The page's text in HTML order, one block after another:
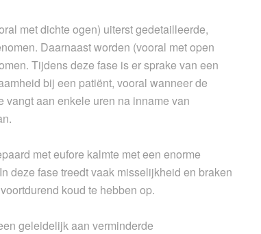
met dichte ogen) uiterst gedetailleerde,
Daarnaast worden (vooral met open
Tijdens deze fase is er sprake van een
bij een patiënt, vooral wanneer de
vangt aan enkele uren na inname van
met eufore kalmte met een enorme
deze fase treedt vaak misselijkheid en braken
koud te hebben op.
geleidelijk aan verminderde